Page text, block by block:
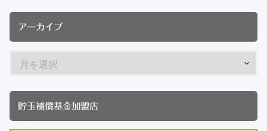
アーカイブ
貯玉補償基金加盟店